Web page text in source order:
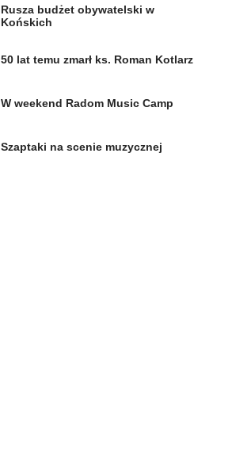
Rusza budżet obywatelski w
Końskich
50 lat temu zmarł ks. Roman Kotlarz
W weekend Radom Music Camp
Szaptaki na scenie muzycznej